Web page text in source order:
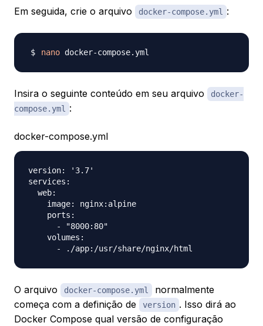
Em seguida, crie o arquivo docker-compose.yml :
nano
Insira o seguinte conteúdo em seu arquivo
docker-
compose.yml :
docker-compose.yml
version: '3.7'
services:
  web:
    image: nginx:alpine
    ports:
      - "8000:80"
    volumes:
O arquivo docker-compose.yml
normalmente
começa com a definição de
version . Isso dirá ao
Docker Compose qual versão de configuração